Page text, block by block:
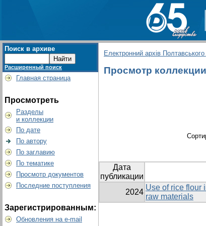
Поиск в архиве
Расширенный поиск
Главная страница
Просмотреть
Разделы
и коллекции
По дате
По автору
По заглавию
По тематике
Просмотр документов
Последние поступления
Зарегистрированным:
Обновления на e-mail
Електронний архів Полтавського
Просмотр
Дата
публикации
2024
Use of rice flour
raw materials